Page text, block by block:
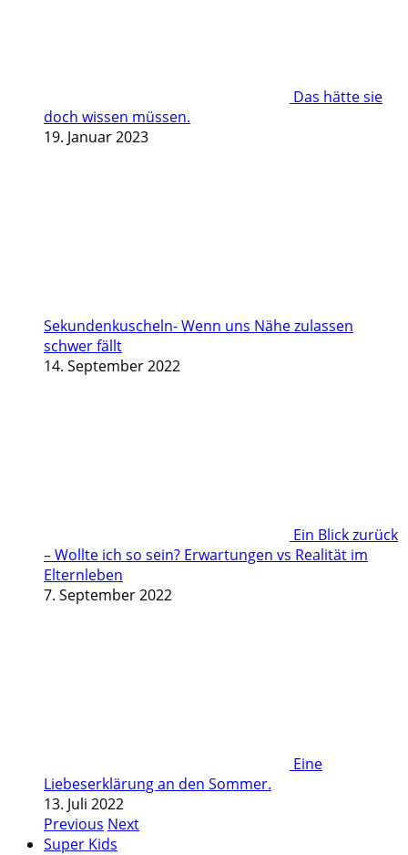
Das hätte sie
doch wissen müssen.
19. Januar 2023
Sekundenkuscheln- Wenn uns Nähe zulassen
schwer fällt
14. September 2022
Ein Blick zurück
– Wollte ich so sein? Erwartungen vs Realität im
Elternleben
7. September 2022
Eine
Liebeserklärung an den Sommer.
13. Juli 2022
Previous Next
Super Kids